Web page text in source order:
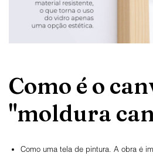
Como é o
"moldura
Como uma tela de pintura. A obra é